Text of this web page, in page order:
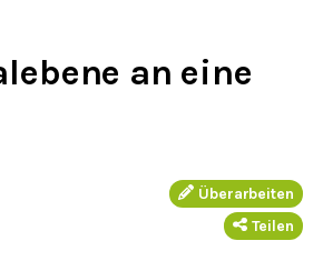
an eine
Überarbeiten
Teilen